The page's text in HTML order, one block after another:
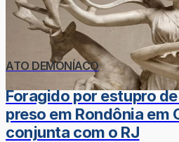
ATO DEMONÍACO
Foragido por estupro
preso em Rondônia em
conjunta com o RJ